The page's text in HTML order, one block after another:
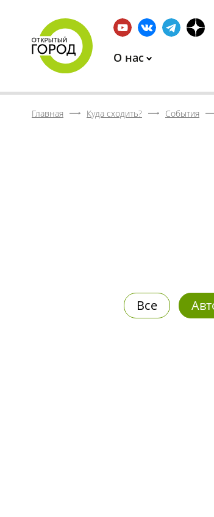
О нас
Главная Куда сходить? События
Все